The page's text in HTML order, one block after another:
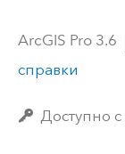
ArcGIS Pro 3.6
справки
Доступно